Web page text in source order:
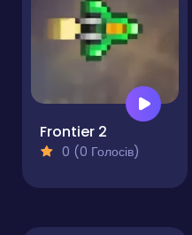
Frontier 2
0 (0 Голосів)